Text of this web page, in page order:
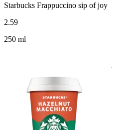
Starbucks Frappuccino sip of joy
2.59
250 ml